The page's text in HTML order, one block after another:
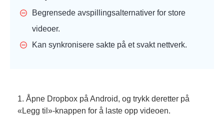
Begrensede avspillingsalternativer for store
videoer.
Kan synkronisere sakte på et svakt nettverk.
1. Åpne Dropbox på Android, og trykk deretter på
«Legg til»-knappen for å laste opp videoen.